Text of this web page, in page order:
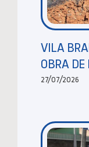
VILA
OBRA DE
27/07/2026